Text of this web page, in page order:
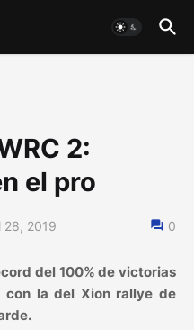
2:
el pro
28, 2019 0
del 100% de victorias
con la del Xion rallye de